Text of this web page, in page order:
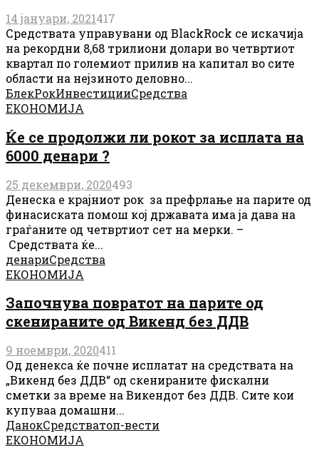
14 јануари, 2021417
Средствата управувани од BlackRock се искачија
на рекордни 8,68 трилиони долари во четвртиот
квартал по големиот прилив на капитал во сите
области на нејзиното деловно...
БлекРокИнвестицииСредства
ЕКОНОМИЈА
Ќе се продолжи ли рокот за исплата на
6000 денари ?
25 декември, 2020493
Денеска е крајниот рок за префрлање на парите од
финасиската помош кој државата има ја дава на
граѓаните од четвртиот сет на мерки. –
Средствата ќе...
денариСредства
ЕКОНОМИЈА
Започнува повратот на парите од
скенираните од Викенд без ДДВ
9 ноември, 2020411
Од денекса ќе почне исплатат на средствата на
„Викенд без ДДВ“ од скенираните фискални
сметки за време на Викендот без ДДВ. Сите кои
купуваа домашни...
ДанокСредстватоп-вести
ЕКОНОМИЈА